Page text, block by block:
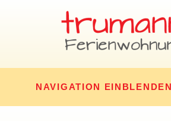
NAVIGATION EINBLENDEN